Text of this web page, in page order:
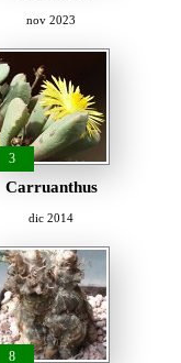
nov 2023
3
Carruanthus
dic 2014
8